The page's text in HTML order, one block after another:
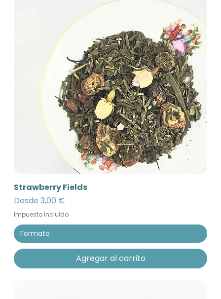
Strawberry Fields
Desde3,00 €
Precio de oferta
Impuesto incluido
Agregar al carrito